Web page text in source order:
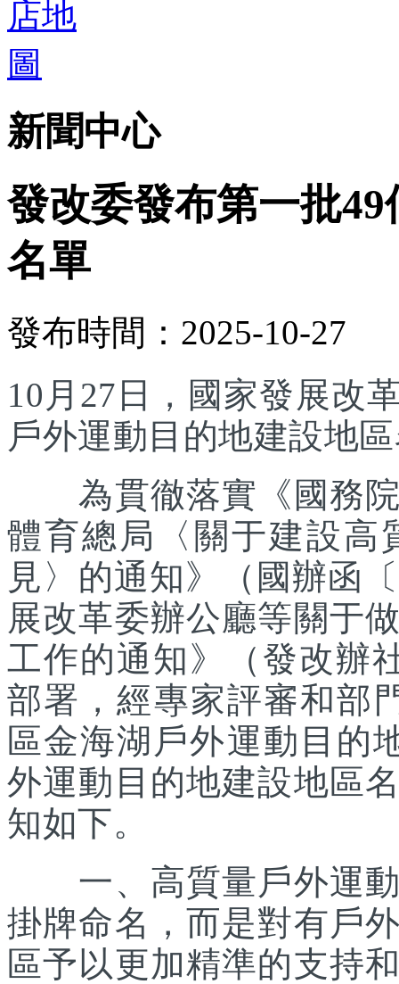
新聞中心
發改委發布第一批
名單
發布時間：2025-10-27
10月27日，國家發展改
戶外運動目的地建設地
為貫徹落實《國務院
體育總局〈關于建設高
見〉的通知》（國辦函
展改革委辦公廳等關于
工作的通知》（發改辦
部署，經專家評審和部
區金海湖戶外運動目的
外運動目的地建設地區
知如下。
一、高質量戶外運動
掛牌命名，而是對有戶
區予以更加精準的支持